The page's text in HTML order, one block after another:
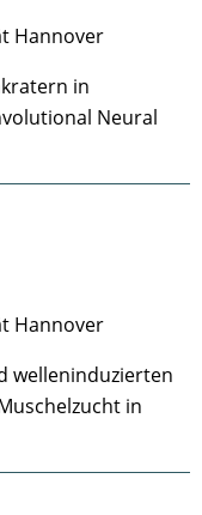
Hannover
in
Neural
Hannover
welleninduzierten
in